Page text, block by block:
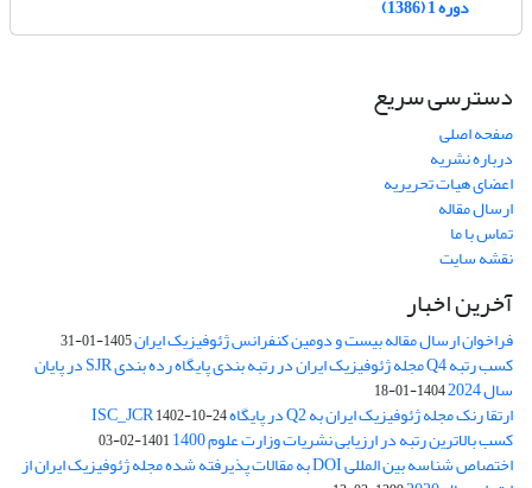
دوره 1 (1386)
دسترسی سریع
صفحه اصلی
درباره نشریه
اعضای هیات تحریریه
ارسال مقاله
تماس با ما
نقشه سایت
آخرین اخبار
فراخوان ارسال مقاله بیست و دومین کنفرانس ژئوفیزیک ایران1405-01-31
کسب رتبه Q4 مجله ژئوفیزیک ایران در رتبه بندی پایگاه رده بندی SJR در پایان
سال 2024 1404-01-18
ارتقا رنک مجله ژئوفیزیک ایران به Q2 در پایگاه ISC_JCR 1402-10-24
کسب بالاترین رتبه در ارزیابی نشریات وزارت علوم 1400 1401-02-03
اختصاص شناسه بین المللی DOI به مقالات پذیرفته شده مجله ژئوفیزیک ایران از